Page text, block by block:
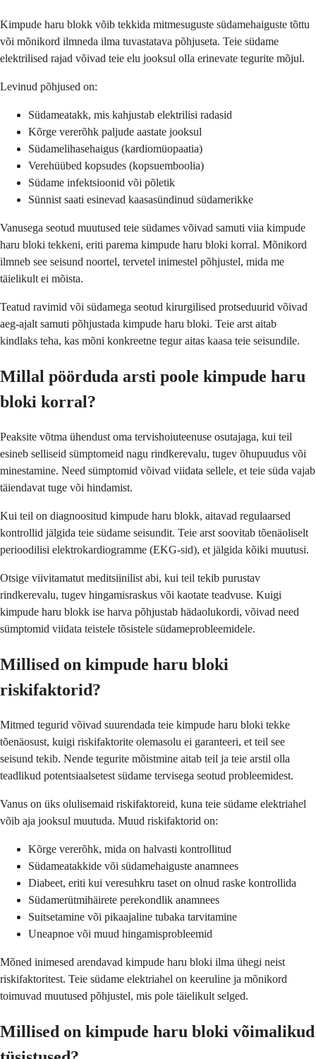
Kimpude haru blokk võib tekkida mitmesuguste südamehaiguste tõttu
või mõnikord ilmneda ilma tuvastatava põhjuseta. Teie südame
elektrilised rajad võivad teie elu jooksul olla erinevate tegurite mõjul.
Levinud põhjused on:
Südameatakk, mis kahjustab elektrilisi radasid
Kõrge vererõhk paljude aastate jooksul
Südamelihasehaigus (kardiomüopaatia)
Verehüübed kopsudes (kopsuemboolia)
Südame infektsioonid või põletik
Sünnist saati esinevad kaasasündinud südamerikke
Vanusega seotud muutused teie südames võivad samuti viia kimpude
haru bloki tekkeni, eriti parema kimpude haru bloki korral. Mõnikord
ilmneb see seisund noortel, tervetel inimestel põhjustel, mida me
täielikult ei mõista.
Teatud ravimid või südamega seotud kirurgilised protseduurid võivad
aeg-ajalt samuti põhjustada kimpude haru bloki. Teie arst aitab
kindlaks teha, kas mõni konkreetne tegur aitas kaasa teie seisundile.
Millal pöörduda arsti poole kimpude haru
bloki korral?
Peaksite võtma ühendust oma tervishoiuteenuse osutajaga, kui teil
esineb selliseid sümptomeid nagu rindkerevalu, tugev õhupuudus või
minestamine. Need sümptomid võivad viidata sellele, et teie süda vajab
täiendavat tuge või hindamist.
Kui teil on diagnoositud kimpude haru blokk, aitavad regulaarsed
kontrollid jälgida teie südame seisundit. Teie arst soovitab tõenäoliselt
perioodilisi elektrokardiogramme (EKG-sid), et jälgida kõiki muutusi.
Otsige viivitamatut meditsiinilist abi, kui teil tekib purustav
rindkerevalu, tugev hingamisraskus või kaotate teadvuse. Kuigi
kimpude haru blokk ise harva põhjustab hädaolukordi, võivad need
sümptomid viidata teistele tõsistele südameprobleemidele.
Millised on kimpude haru bloki
riskifaktorid?
Mitmed tegurid võivad suurendada teie kimpude haru bloki tekke
tõenäosust, kuigi riskifaktorite olemasolu ei garanteeri, et teil see
seisund tekib. Nende tegurite mõistmine aitab teil ja teie arstil olla
teadlikud potentsiaalsetest südame tervisega seotud probleemidest.
Vanus on üks olulisemaid riskifaktoreid, kuna teie südame elektriahel
võib aja jooksul muutuda. Muud riskifaktorid on:
Kõrge vererõhk, mida on halvasti kontrollitud
Südameatakkide või südamehaiguste anamnees
Diabeet, eriti kui veresuhkru taset on olnud raske kontrollida
Südamerütmihäirete perekondlik anamnees
Suitsetamine või pikaajaline tubaka tarvitamine
Uneapnoe või muud hingamisprobleemid
Mõned inimesed arendavad kimpude haru bloki ilma ühegi neist
riskifaktoritest. Teie südame elektriahel on keeruline ja mõnikord
toimuvad muutused põhjustel, mis pole täielikult selged.
Millised on kimpude haru bloki võimalikud